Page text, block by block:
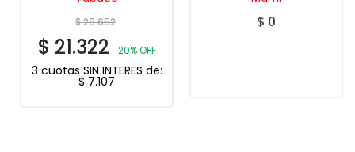
$26.652
$ 21.322 20% OFF
3 cuotas SIN INTERES de:
$ 7.107
$ 0